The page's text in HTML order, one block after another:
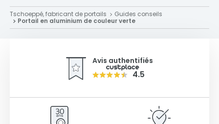
Tschoeppé, fabricant de portails
Guides conseils
Portail en aluminium de couleur verte
Avis authentifiés
4.5